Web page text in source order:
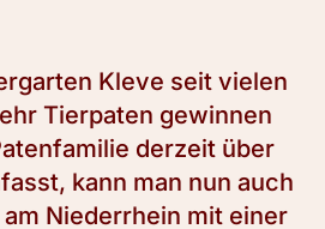
Kleve seit vielen
Tierpaten gewinnen
derzeit über
kann man nun auch
Niederrhein mit einer